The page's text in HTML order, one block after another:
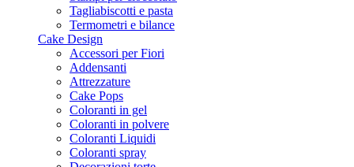
Tagliabiscotti e pasta
Termometri e bilance
Cake Design
Accessori per Fiori
Addensanti
Attrezzature
Cake Pops
Coloranti in gel
Coloranti in polvere
Coloranti Liquidi
Coloranti spray